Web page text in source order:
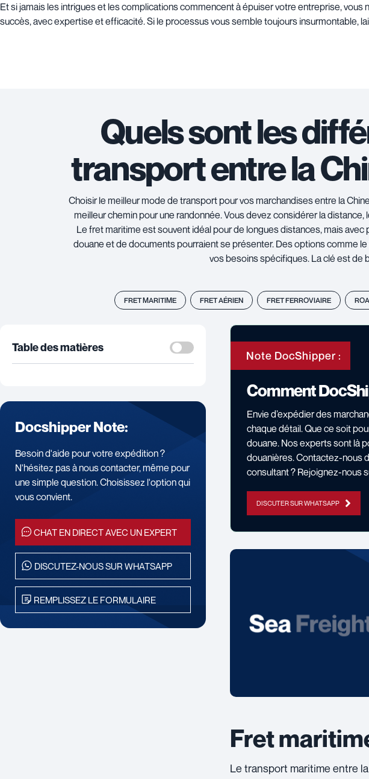
Et si jamais les intrigues et les complications commencent à épuiser votre entreprise,
succès, avec expertise et efficacité. Si le processus vous semble toujours insurmontable,
Quels sont les
transport entre la
Choisir le meilleur mode de transport pour vos marchandises entre la
meilleur chemin pour une randonnée. Vous devez considérer la
Le fret maritime est souvent idéal pour de longues distances, mais
douane et de documents pourraient se présenter. Des options comme
vos besoins spécifiques. La clé est de
FRET MARITIME FRET AÉRIEN FRET FERROVIAIRE
Table des matières
Docshipper Note:
Besoin d'aide pour votre expédition ?
N'hésitez pas à nous contacter, même pour
une simple question. Choisissez l'option qui
vous convient.
CHAT EN DIRECT AVEC UN EXPERT
DISCUTEZ-NOUS SUR WHATSAPP
REMPLISSEZ LE FORMULAIRE
Note DocShipper :
Comment
Envie d’expédier des
chaque détail. Que ce soit
douane. Nos experts sont là
douanières. Contactez-nous
consultant ? Rejoignez-nous
DISCUTER SUR WHATSAPP
Fret
Le transport maritime entre